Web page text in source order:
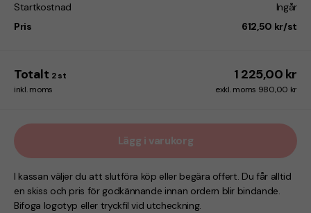
Startkostnad
Ingår
Pris
612,50 kr/st
Totalt 2 st 1 225,00 kr
inkl. moms exkl. moms 980,00 kr
Lägg i varukorg
I kassan väljer du att slutföra köp eller begära offert. Du får alltid
en skiss och pris för godkännande innan ordern blir bindande.
Bifoga logotyp eller tryckfil vid utcheckning.